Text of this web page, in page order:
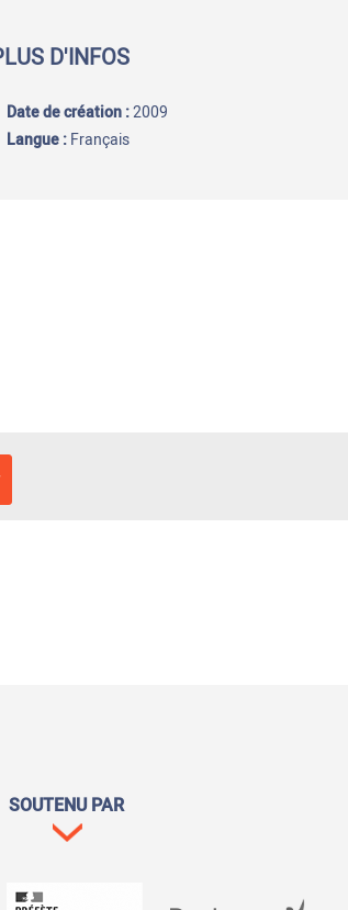
D'INFOS
Date de création :2009
Langue :Français
SOUTENU PAR